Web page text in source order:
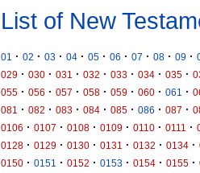
List of New
01 · 02 · 03 · 04 · 05 · 06 · 07 · 08 · 09 ·
029 · 030 · 031 · 032 · 033 · 034 · 035 ·
055 · 056 · 057 · 058 · 059 · 060 · 061 ·
081
· 082 · 083 · 084 · 085 · 086 · 087 ·
0106 · 0107 · 0108 · 0109 · 0110 · 0111 ·
0128 · 0129 · 0130 · 0131 · 0132 · 0134 ·
0150 · 0151 · 0152 · 0153 · 0154 · 0155 ·